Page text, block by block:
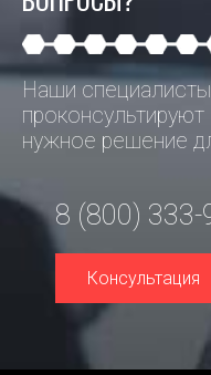
Наши
нужное решение
8 (800) 333-
Консультация